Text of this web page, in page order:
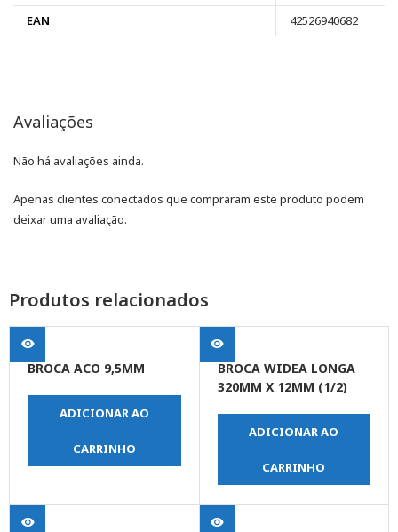
EAN
42526940682
Avaliações
Não há avaliações ainda.
Apenas clientes conectados que compraram este produto podem
deixar uma avaliação.
Produtos relacionados
BROCA ACO 9,5MM
ADICIONAR AO
CARRINHO
BROCA WIDEA LONGA
320MM X 12MM (1/2)
ADICIONAR AO
CARRINHO